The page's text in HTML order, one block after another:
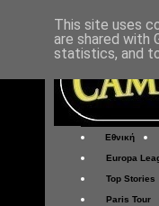
Εθνική
Europa
Top Stories
Paris Tour
This site uses
are shared with
statistics, and